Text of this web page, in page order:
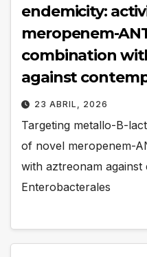
endemicity:
meropenem-
combination
against
Enterobacterales
23 ABRIL, 2026
Targeting metallo-B-
of novel meropenem-
with aztreonam
Enterobacterales